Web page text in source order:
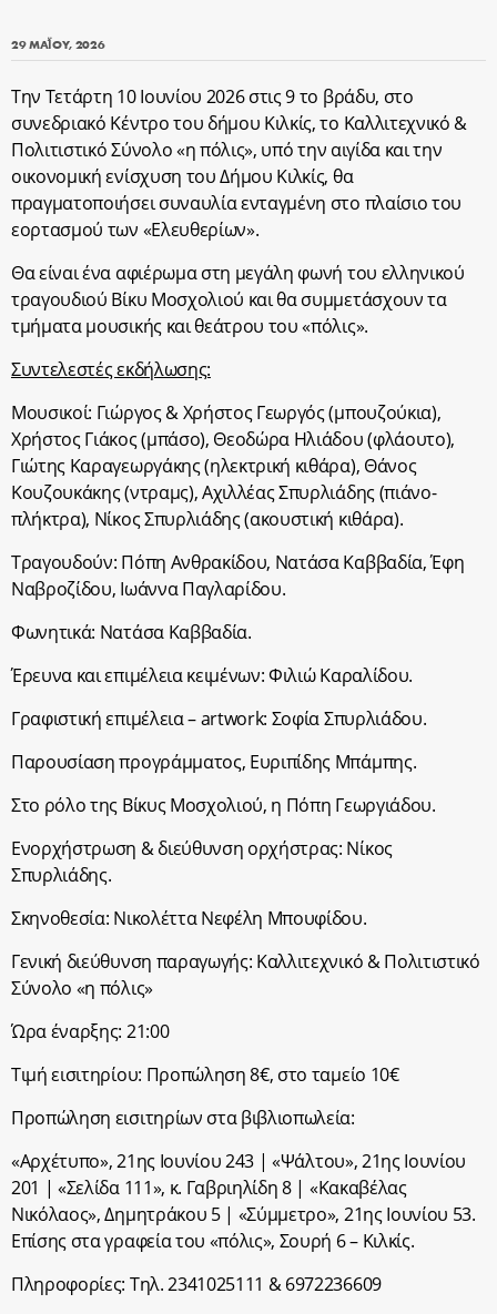
29 ΜΑΪ́ΟΥ, 2026
Την Τετάρτη 10 Ιουνίου 2026 στις 9 το βράδυ, στο
συνεδριακό Κέντρο του δήμου Κιλκίς, το Καλλιτεχνικό &
Πολιτιστικό Σύνολο«η πόλις», υπό την αιγίδα και την
οικονομική ενίσχυση του Δήμου Κιλκίς, θα
πραγματοποιήσει συναυλία ενταγμένη στο πλαίσιο του
εορτασμού των «Ελευθερίων».
Θα είναι ένα αφιέρωμα στη μεγάλη φωνή του ελληνικού
τραγουδιού Βίκυ Μοσχολιού και θα συμμετάσχουν τα
τμήματα μουσικής και θεάτρου του«πόλις».
Συντελεστές εκδήλωσης:
Μουσικοί: Γιώργος & Χρήστος Γεωργός (μπουζούκια),
Χρήστος Γιάκος (μπάσο), Θεοδώρα Ηλιάδου (φλάουτο),
Γιώτης Καραγεωργάκης (ηλεκτρική κιθάρα), Θάνος
Κουζουκάκης (ντραμς), Αχιλλέας Σπυρλιάδης (πιάνο-
πλήκτρα), Νίκος Σπυρλιάδης (ακουστική κιθάρα).
Τραγουδούν: Πόπη Ανθρακίδου, Νατάσα Καββαδία, Έφη
Ναβροζίδου, Ιωάννα Παγλαρίδου.
Φωνητικά: Νατάσα Καββαδία.
Έρευνα και επιμέλεια κειμένων:Φιλιώ Καραλίδου.
Γραφιστική επιμέλεια – artwork: Σοφία Σπυρλιάδου.
Παρουσίαση προγράμματος, Ευριπίδης Μπάμπης.
Στο ρόλο της Βίκυς Μοσχολιού, η Πόπη Γεωργιάδου.
Ενορχήστρωση & διεύθυνση ορχήστρας: Νίκος
Σπυρλιάδης.
Σκηνοθεσία: Νικολέττα Νεφέλη Μπουφίδου.
Γενική διεύθυνση παραγωγής: Καλλιτεχνικό & Πολιτιστικό
Σύνολο «η πόλις»
Ώρα έναρξης: 21:00
Τιμή εισιτηρίου: Προπώληση 8€, στο ταμείο 10€
Προπώληση εισιτηρίων στα βιβλιοπωλεία:
«Αρχέτυπο», 21ηςΙουνίου 243 | «Ψάλτου», 21ης Ιουνίου
201 | «Σελίδα 111», κ. Γαβριηλίδη 8 | «Κακαβέλας
Νικόλαος», Δημητράκου 5 | «Σύμμετρο», 21ης Ιουνίου 53.
Επίσης στα γραφεία του «πόλις», Σουρή 6 – Κιλκίς.
Πληροφορίες: Τηλ. 2341025111 & 6972236609